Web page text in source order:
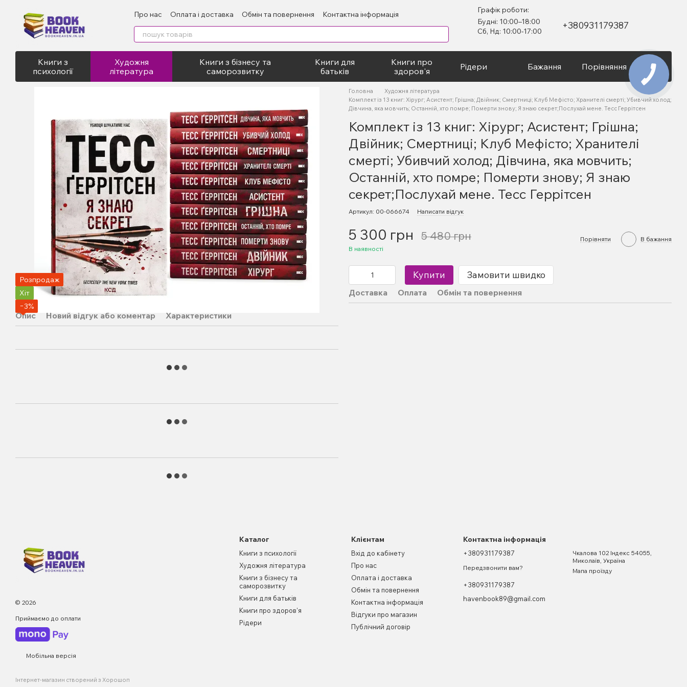
Про нас Оплата і доставка Обмін та повернення
Контактна інформація
Відгуки про магазин
Публічний договір
Графік роботи:
Будні: 10:00–18:00
Сб, Нд: 10:00-17:00
+380931179387
Книги з
психології
Художня
література
Книги з бізнесу та
саморозвитку
Книги для
батьків
Книги про
здоров'я
Рідери Бажання Порівняння Вхід
Розпродаж
Хіт
−3%
Опис Новий відгук або коментар Характеристики
Головна
Художня література
Комплект із 13 книг: Хірург; Асистент; Грішна; Двійник; Смертниці; Клуб Мефісто; Хранителі смерті; Убивчий холод;
Дівчина, яка мовчить; Останній, хто помре; Померти знову; Я знаю секрет;Послухай мене. Тесс Геррітсен
Комплект із 13 книг: Хірург; Асистент; Грішна;
Двійник; Смертниці; Клуб Мефісто; Хранителі
смерті; Убивчий холод; Дівчина, яка мовчить;
Останній, хто помре; Померти знову; Я знаю
секрет;Послухай мене. Тесс Геррітсен
Артикул: 00-066674 Написати відгук
5 300 грн 5 480 грн
В наявності
Порівняти В бажання
Купити Замовити швидко
Доставка Оплата Обмін та повернення
© 2026
Приймаємо до оплати
Мобільна версія
Інтернет-магазин створений з Хорошоп
Каталог
Книги з психології
Художня література
Книги з бізнесу та
саморозвитку
Книги для батьків
Книги про здоров'я
Рідери
Клієнтам
Вхід до кабінету
Про нас
Оплата і доставка
Обмін та повернення
Контактна інформація
Відгуки про магазин
Публічний договір
Контактна інформація
+380931179387
Передзвонити вам?
+380931179387
havenbook89@gmail.com
Чкалова 102 Індекс 54055,
Миколаїв, Україна
Мапа проїзду